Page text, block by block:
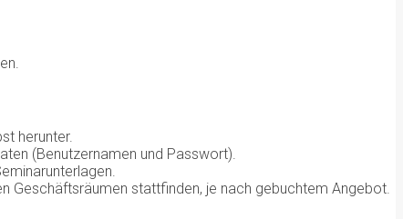
herunter.
(Benutzernamen und Passwort).
Geschäftsräumen stattfinden, je nach gebuchtem Angebot.